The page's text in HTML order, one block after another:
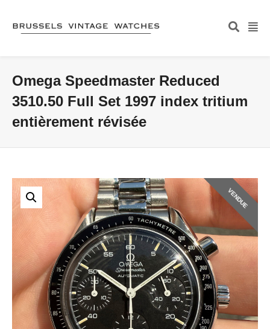
Omega Speedmaster Reduced
3510.50 Full Set 1997 index tritium
entièrement révisée
VENDUE